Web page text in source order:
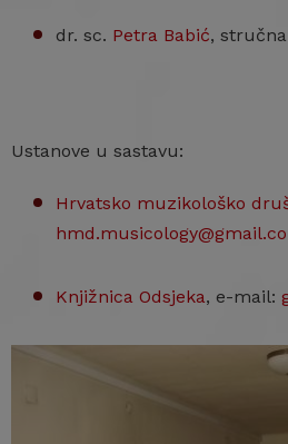
dr. sc. Petra Babić,
Ustanove u sastavu:
Hrvatsko muzikološko
Knjižnica Odsjeka, e-mail: